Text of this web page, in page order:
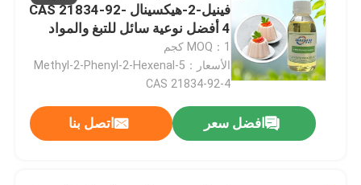
فينيل-2-هيكسينال CAS 21834-92-
4 أفضل نوعية سائل للتبغ والمواد
الغذائية
MOQ：1 كجم
الأسعار：5-Methyl-2-Phenyl-2-Hexenal
CAS 21834-92-4
افضل سعر اتصل بنا